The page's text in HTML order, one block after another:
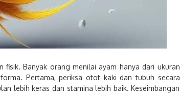
fisik. Banyak orang menilai ayam hanya dari ukuran
Pertama, periksa otot kaki dan tubuh secara
lebih keras dan stamina lebih baik. Keseimbangan